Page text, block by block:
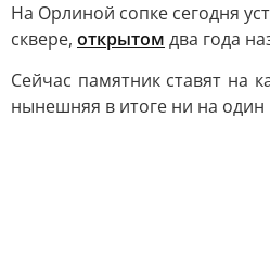
На Орлиной сопке сегодня
сквере, открытом два года
Сейчас памятник ставят на
нынешняя в итоге ни на